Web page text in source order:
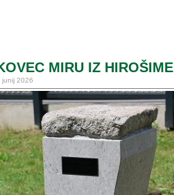
MIRU IZ HIROŠIME
junij 2026